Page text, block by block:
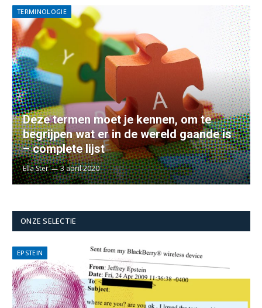
TERMINOLOGIE
Deze termen moet je kennen, om te
begrijpen wat er in de wereld gaande is
– complete lijst
Ella Ster 3 april 2020
ONZE SELECTIE
EPSTEIN